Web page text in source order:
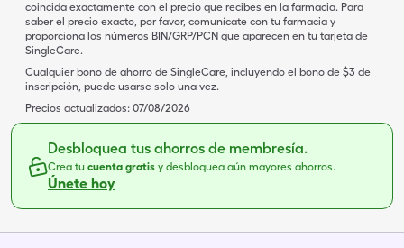
coincida exactamente con el precio que recibes en la farmacia. Para
saber el precio exacto, por favor, comunícate con tu farmacia y
proporciona los números BIN/GRP/PCN que aparecen en tu tarjeta de
SingleCare.
Cualquier bono de ahorro de SingleCare, incluyendo el bono de $3 de
inscripción, puede usarse solo una vez.
Precios actualizados: 07/08/2026
Desbloquea tus ahorros de membresía.
Crea tu cuenta gratis y desbloquea aún mayores ahorros.
Únete hoy